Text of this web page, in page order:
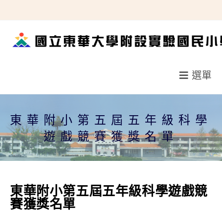
轉
選單
東華附小第五屆五年級科學
遊戲競賽獲獎名單
東華附小第五屆五年級科學遊戲競
賽獲獎名單